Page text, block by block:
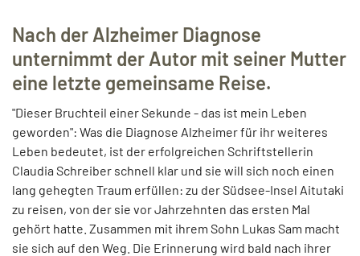
Nach der Alzheimer Diagnose
unternimmt der Autor mit seiner Mutter
eine letzte gemeinsame Reise.
"Dieser Bruchteil einer Sekunde - das ist mein Leben
geworden": Was die Diagnose Alzheimer für ihr weiteres
Leben bedeutet, ist der erfolgreichen Schriftstellerin
Claudia Schreiber schnell klar und sie will sich noch einen
lang gehegten Traum erfüllen: zu der Südsee-Insel Aitutaki
zu reisen, von der sie vor Jahrzehnten das ersten Mal
gehört hatte. Zusammen mit ihrem Sohn Lukas Sam macht
sie sich auf den Weg. Die Erinnerung wird bald nach ihrer